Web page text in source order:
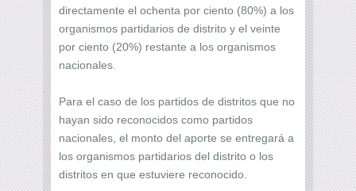
directamente el ochenta por ciento (80%) a los
organismos partidarios de distrito y el veinte
por ciento (20%) restante a los organismos
nacionales.
Para el caso de los partidos de distritos que no
hayan sido reconocidos como partidos
nacionales, el monto del aporte se entregará a
los organismos partidarios del distrito o los
distritos en que estuviere reconocido.